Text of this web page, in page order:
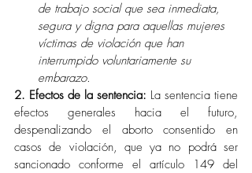
de trabajo social que sea inmediata,
segura y digna para aquellas mujeres
víctimas de violación que han
interrumpido voluntariamente su
embarazo.
2. Efectos de la sentencia: La sentencia tiene
efectos generales hacia el futuro,
despenalizando el aborto consentido en
casos de violación, que ya no podrá ser
sancionado conforme el artículo 149 del